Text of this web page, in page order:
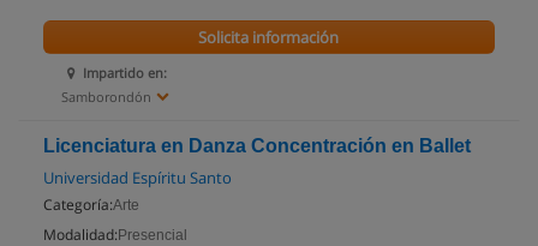
Impartido en:
Samborondón
Solicita información
Licenciatura en Danza Concentración en Ballet
Universidad Espíritu Santo
Categoría:Arte
Modalidad: Presencial